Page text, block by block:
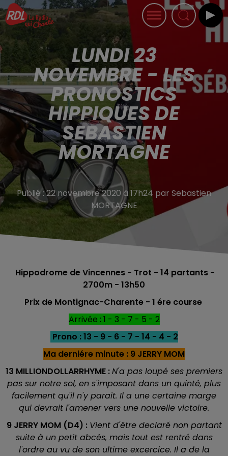
LUNDI 23
NOVEMBRE - LES
PRONOSTICS
HIPPIQUES DE
SEBASTIEN
MORTAGNE
Publié : 22 novembre 2020 à 17h24 par Sebastien
MORTAGNE
Hippodrome de Vincennes - Trot - 14 partants -
2700m - 13h50
Prix de Montignac-Charente - 1 ére course
Arrivée : 1 - 3 - 7 - 5 - 2
Prono : 13 - 9 - 6 - 7 - 14 - 4 - 2
Ma derniére minute : 9 JERRY MOM
13 MILLIONDOLLARRHYME :N'a pas loupé ses premiers
pas sur notre sol, en s'imposant dans un quinté, plus
facilement qu'il n'y parait. Il a une certaine marge
qui devrait l'amener vers une nouvelle victoire.
9 JERRY MOM (D4) : Vient d'être declaré non partant
suite à un petit abcés, mais tout est rentré dans
l'ordre au vu de son ultime excercice. Il a de la